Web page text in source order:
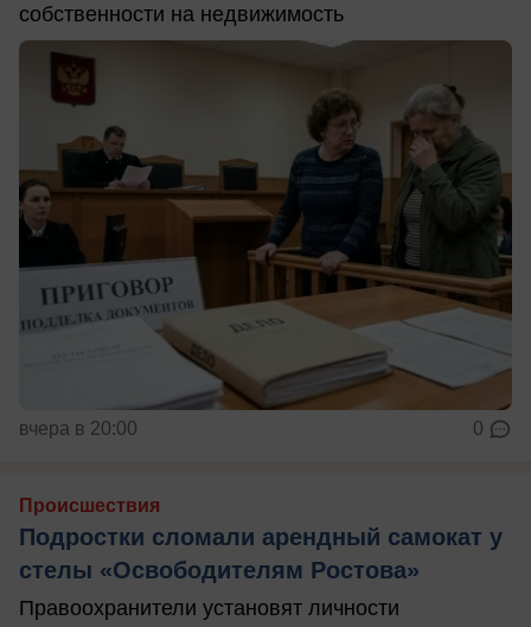
собственности на недвижимость
вчера в 20:00 0
Происшествия
Подростки сломали арендный самокат у
стелы «Освободителям Ростова»
Правоохранители установят личности